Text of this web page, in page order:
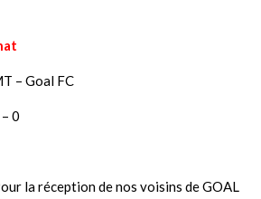
– Goal FC
0
la réception de nos voisins de GOAL